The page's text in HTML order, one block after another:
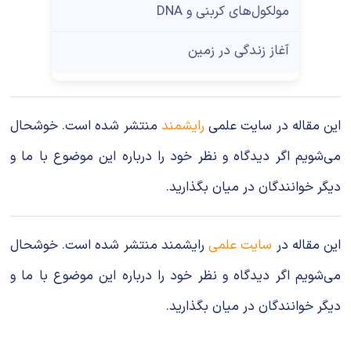
مولکول‌های کربنی و DNA
آغاز زندگی در زمین
این مقاله در سایت علمی رایشمند منتشر شده است. خوشحال
می‌شویم اگر دیدگاه و نظر خود را درباره این موضوع با ما و
دیگر خوانندگان در میان بگذارید.
این مقاله در سایت علمیرایشمند منتشر شده است. خوشحال
می‌شویم اگر دیدگاه و نظر خود را درباره این موضوع با ما و
دیگر خوانندگان در میان بگذارید.